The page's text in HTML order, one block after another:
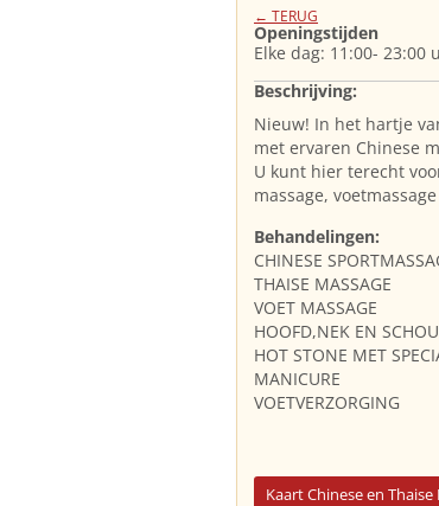
← TERUG
Openingstijden
Elke dag: 11:00- 23:00
Beschrijving:
Nieuw! In het hartje
met ervaren Chinese
U kunt hier terecht
massage,
Behandelingen:
CHINESE
THAISE MASSAGE
VOET MASSAGE
HOOFD,NEK EN
HOT STONE MET
MANICURE
VOETVERZORGING
Kaart Chinese en